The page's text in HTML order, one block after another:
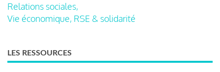
Relations sociales,
Vie économique, RSE & solidarité
LES RESSOURCES